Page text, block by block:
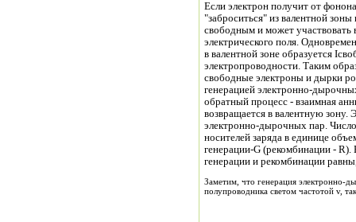
Если электрон получит от
"заброситься" из валентной
свободным и может участвовать
электрического поля.
в валентной зоне образуется
электропроводности. Таким
свободные электроны и дырки
генерацией электронно-
обратный процесс - взаимная
возвращается в валентную зону.
электронно-дырочных пар.
носителей заряда в единице
генерации-G (рекомбинации -
генерации и рекомбинации
Заметим, что генерация электронно-
полупроводника светом частотой v,